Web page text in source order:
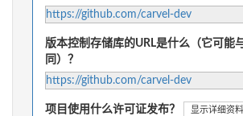
https://github.com/carvel-dev
版本控制存储库的URL是什么（它可能
同）？
https://github.com/carvel-dev
项目使用什么许可证发布？ 显示详细资料